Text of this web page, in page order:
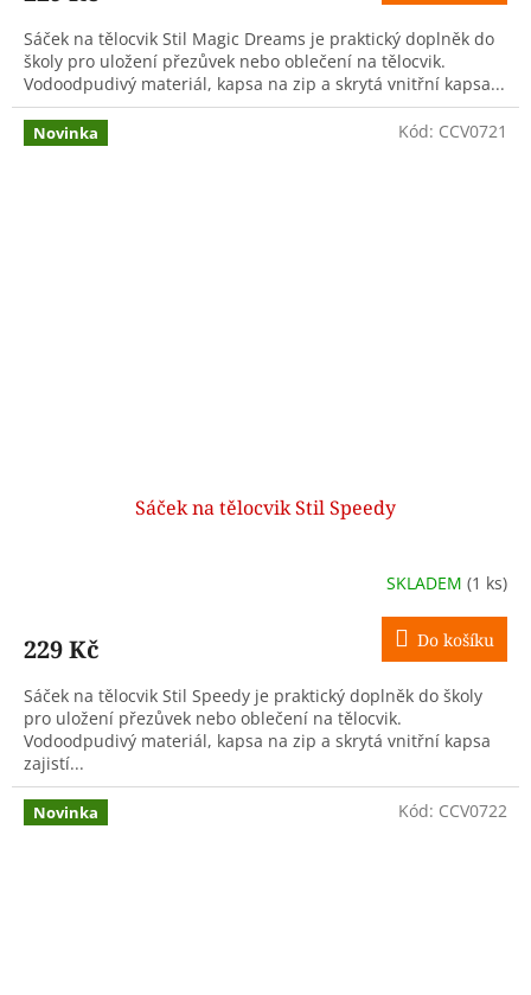
Sáček na tělocvik Stil Magic Dreams je praktický doplněk do
školy pro uložení přezůvek nebo oblečení na tělocvik.
Vodoodpudivý materiál, kapsa na zip a skrytá vnitřní kapsa...
Novinka
Sáček na tělocvik Stil Speedy
SKLADEM (1 ks)
229 Kč Do košíku
Sáček na tělocvik Stil Speedy je praktický doplněk do školy
pro uložení přezůvek nebo oblečení na tělocvik.
Vodoodpudivý materiál, kapsa na zip a skrytá vnitřní kapsa
zajistí...
Kód: CCV0721
Novinka Kód: CCV0722